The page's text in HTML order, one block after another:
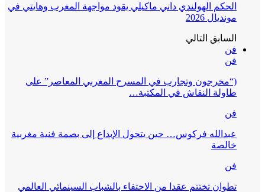
الحكم الهولندي داني ماكيلي يقود مواجهة المغرب وهايتي في
مونديال 2026
السابق التالي
فن
فن
(“مخرجون وتجارب في المسرح المغربي المعاصر” على
طاولة النقاش في المكتبة…
فن
عبدالله فركوس… حين يتحول الإبداع إلى بصمة فنية مغربية
خالصة
فن
تطوان تختتم عقدا من الاحتفاء بالشباب السينمائي العالمي